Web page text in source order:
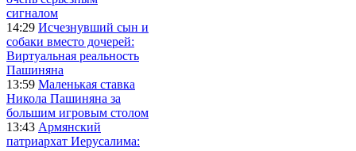
сигналом
14:29 Исчезнувший сын и
собаки вместо дочерей:
Виртуальная реальность
Пашиняна
13:59 Маленькая ставка
Никола Пашиняна за
большим игровым столом
13:43 Армянский
патриархат Иерусалима: